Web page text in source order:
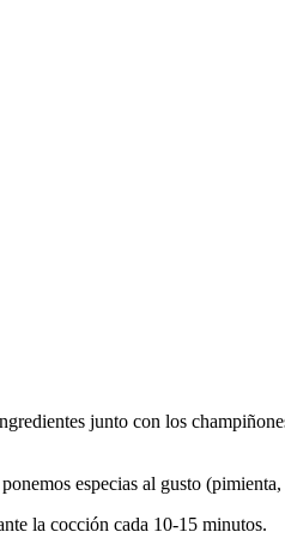
junto con los
especias al gusto
la cocción cada 10-15 minutos.